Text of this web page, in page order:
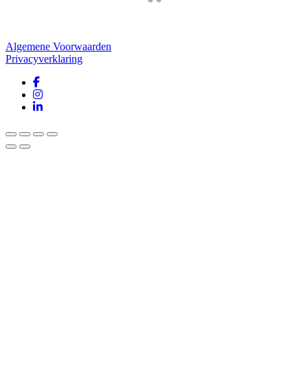
Algemene Voorwaarden
Privacyverklaring